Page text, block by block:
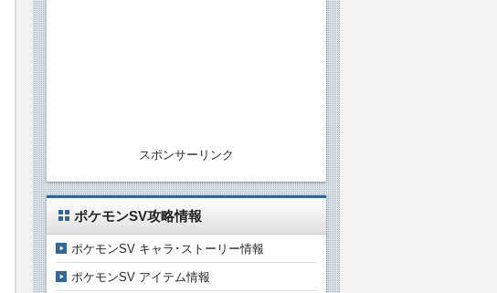
スポンサーリンク
ポケモンSV攻略情報
ポケモンSV キャラ･ストーリー情報
ポケモンSV アイテム情報